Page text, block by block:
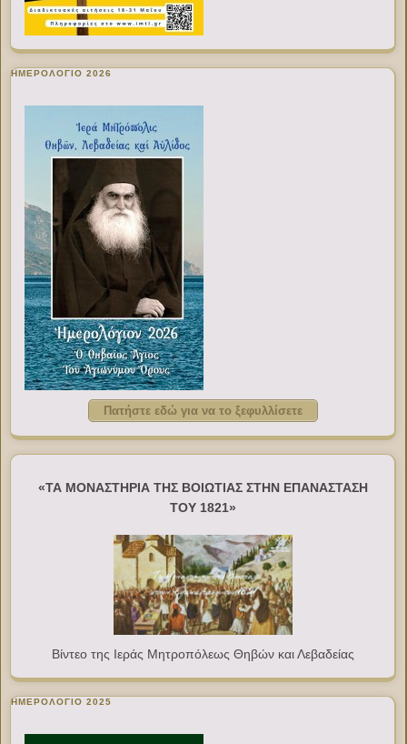
ΗΜΕΡΟΛΟΓΙΟ 2026
Πατήστε εδώ για να το ξεφυλλίσετε
«ΤΑ ΜΟΝΑΣΤΗΡΙΑ ΤΗΣ ΒΟΙΩΤΙΑΣ ΣΤΗΝ ΕΠΑΝΑΣΤΑΣΗ
ΤΟΥ 1821»
Βίντεο της Ιεράς Μητροπόλεως Θηβών και Λεβαδείας
ΗΜΕΡΟΛΟΓΙΟ 2025